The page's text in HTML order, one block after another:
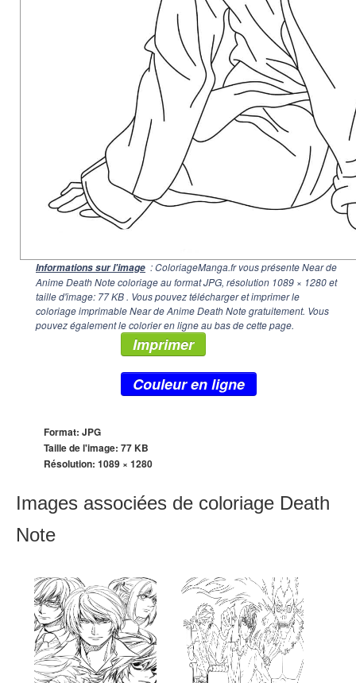
Informations sur l'image : ColoriageManga.fr vous présente Near de
Anime Death Note coloriage au format JPG, résolution 1089 × 1280et
taille d'image: 77 KB . Vous pouvez télécharger et imprimer le
coloriage imprimable Near de Anime Death Note gratuitement. Vous
pouvez également le colorier en ligne au bas de cette page.
Imprimer
Couleur en ligne
Format: JPG
Taille de l'image: 77 KB
Résolution: 1089 × 1280
Images associées de coloriage Death
Note